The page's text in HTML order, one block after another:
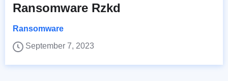
Ransomware Rzkd
Ransomware
September 7, 2023